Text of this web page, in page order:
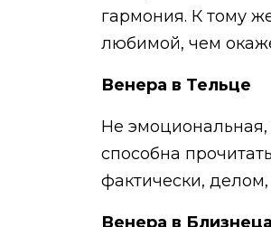
гармония. К тому
любимой, чем
Венера в Тельце
Не
способна
фактически,
Венера в